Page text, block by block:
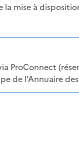
la mise à
ProConnect
de l'Annuaire